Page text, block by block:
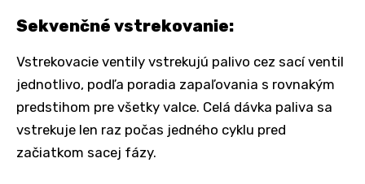
Sekvenčné vstrekovanie:
Vstrekovacie ventily vstrekujú palivo cez sací ventil
jednotlivo, podľa poradia zapaľovania s rovnakým
predstihom pre všetky valce. Celá dávka paliva sa
vstrekuje len raz počas jedného cyklu pred
začiatkom sacej fázy.